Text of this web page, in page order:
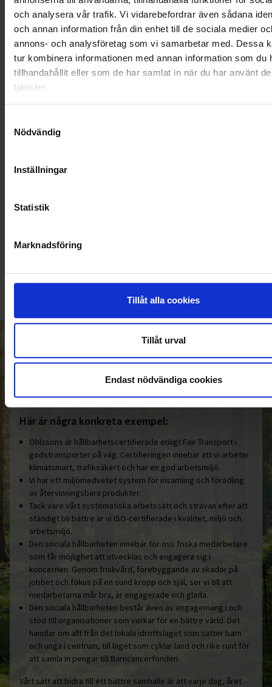
och analysera vår trafik. Vi vidarebefordrar även sådana
och annan information från din enhet till de sociala medier
annons- och analysföretag som vi samarbetar med. Dessa
tur kombinera informationen med annan information som du
tillhandahållit eller som de har samlat in när du har använt
tjänster.
Nödvändig
Inställningar
Statistik
Marknadsföring
Tillåt alla cookies
Tillåt urval
Endast nödvändiga cookies
SOCIALT ANSVAR
VELLINGE
HELT ENKELT HÅLLBART
Den gemensamma nämnaren i
Ohlssonsgruppen är vårt hållbara
engagemang.
Här är några konkreta exempel:
Ohlssons är hållbarhetscertifierade enligt Fair Transport i
godstransporter på väg. Certifieringen innebär att vi arbetar
klimatsmart, trafiksäkert och har en god arbetsmiljö.
Vi har ett miljömedvetet system för insamling och förädling
av återvinningsbara produkter.
Tack vare vårt systematiska arbetssätt och strävan efter att
ständigt bli bättre är vi ISO-certifierade i kvalitet, miljö och
arbetsmiljö.
Den sociala hållbarheten innebär för oss friska medarbetare
som får möjlighet att utvecklas och engagera sig i
koncernen. Genom friskvård, förebyggande av skador på
jobbet och fokus på en sund kropp och själ, ser vi till att
medarbetarna mår bra, är engagerade och glada.
Den sociala hållbarheten består även av engagemang i och
stöd till organisationer som verkar för en bättre värld. Det
handlar om allt från det lokala idrottslaget som sätter barn
och unga i centrum, till laget som cyklar land och rike runt för
att samla in pengar till Barncancerfonden.
Vårt sätt att bidra till ett bättre samhälle är att varje dag, året